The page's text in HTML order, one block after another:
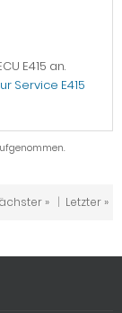
E415 an.
Service E415
» | Letzter »